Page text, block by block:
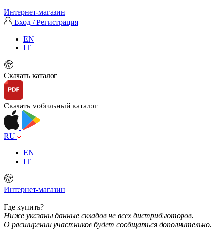
Интернет-магазин
Вход / Регистрация
EN
IT
Скачать каталог
Скачать мобильный каталог
RU
EN
IT
Интернет-магазин
Где купить?
Ниже указаны данные складов не всех дистрибьюторов.
О расширении участников будет сообщаться дополнительно.